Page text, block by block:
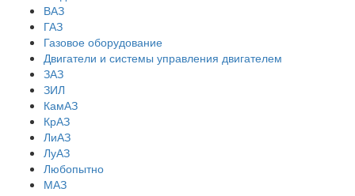
ВАЗ
ГАЗ
Газовое оборудование
Двигатели и системы управления двигателем
ЗАЗ
ЗИЛ
КамАЗ
КрАЗ
ЛиАЗ
ЛуАЗ
Любопытно
МАЗ